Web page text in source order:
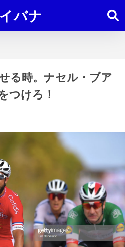
バナ
る時。ナセル・ブア
つけろ！